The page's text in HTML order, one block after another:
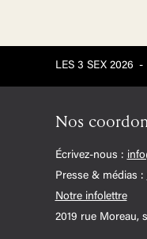
LES 3 SEX 2026 -
Nos
Écrivez-nous :
Presse & médias :
Notre infolettre
2019 rue Moreau,